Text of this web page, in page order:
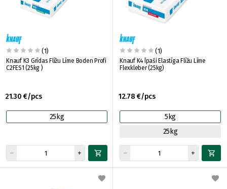
(1)
Knauf K3 Grīdas Flīžu Līme Boden Profi
C2FES1 (25kg )
21.30 €/pcs
25kg
(1)
Knauf K4 Īpaši Elastīga Flīžu Līme
Flexkleber (25kg)
12.78 €/pcs
5kg
25kg